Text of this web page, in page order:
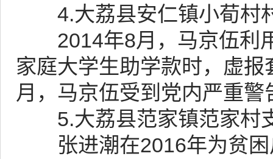
4.大荔县安仁镇小荀村
2014年8月，马京伍利
家庭大学生助学款时，虚
月，马京伍受到党内严重
5.大荔县范家镇范家村
张进潮在2016年为贫困